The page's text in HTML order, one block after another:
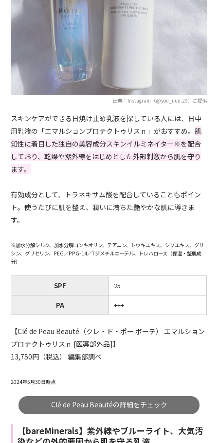
出典：Instagram（@you_uuu.29）ご提供
スキンケアができる日焼け止め乳液を探している人には、日中
用乳液の「エマルションプロテクトゥリスｎ」がおすすめ。 肌
知性に着目した独自の美容成分スキンイルミネイター※を配合
しており、乾燥や紫外線をはじめとした外部刺激から肌を守り
ます。
有効成分として、トラネキサム酸を配合していることもポイン
ト。使うたびに肌を整え、潤いに満ちた艶やかな肌に導きま
す。
※加水分解シルク、加水分解コンキオリン、テアニン、トウキエキス、シソエキス、グリ
シン、グリセリン、PEG／PPG-14／7ジメチルエーテル、トレハロース（保湿・整肌成
分）
SPF 25
PA +++
【Clé de Peau Beauté（クレ・ ド・ポー ボーテ） エマルション
プロテクトゥリスｎ [医薬部外品]】
13,750円（税込） 編集部調べ
2024年5月30日時点
Clé de Peau Beautéの詳細をチェック
【bareMinerals】紫外線やブルーライト、大気汚